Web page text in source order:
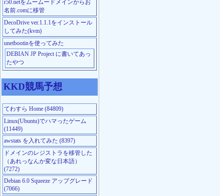
r50.netをムームードメインからお
名前.comに移管
DecoDrive ver.1.1.1をインストール
してみた(kvm)
unetbootinを使ってみた
DEBIAN JP Project に書いてあっ
たやつ
KKD競馬予想
てわすら Home (84809)
Linux(Ubuntu)でハマったゲーム
(11449)
awstats を入れてみた (8397)
ドメインのレジストラを移管した
（あれっなんか変な日本語）
(7272)
Debian 6.0 Squeeze アップグレード
(7066)